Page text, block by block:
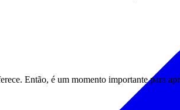
Então, é um momento importante para